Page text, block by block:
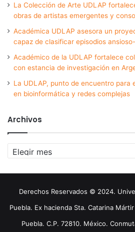
La Colección de Arte UDLAP
obras de artistas emergentes y
Académica UDLAP asesora un
capaz de clasificar episodios
Académico de la UDLAP fortalece
con estancia de investigación en
La UDLAP, punto de encuentro para
en bioinformática y redes complejas
Archivos
Archivos
Derechos Reservados © 2024.
Puebla. Ex hacienda Sta. Catarina
Puebla. C.P. 72810. México.